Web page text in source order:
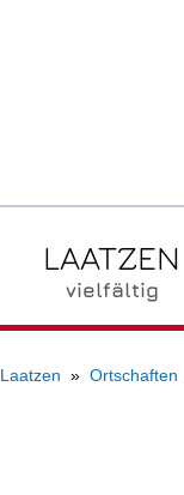
LAATZEN
vielfältig
Laatzen Ortschaften